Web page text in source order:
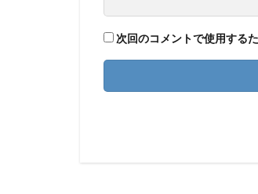
次回のコメントで使用する